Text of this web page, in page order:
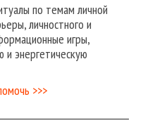
по темам личной
личностного и
игры,
энергетическую
>>>